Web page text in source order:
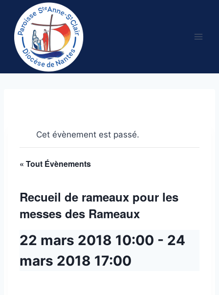
contenu
Cet évènement est passé.
« Tout Évènements
Recueil de rameaux pour les
messes des Rameaux
22 mars 2018 10:00 - 24
mars 2018 17:00